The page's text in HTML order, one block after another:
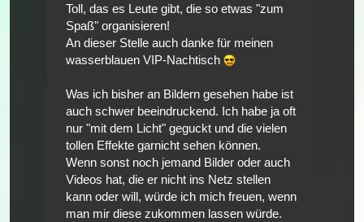
Toll, das es Leute gibt, die so etwas "zum
Spaß" organisieren!
An dieser Stelle auch danke für meinen
wasserblauen VIP-Nachtisch
Was ich bisher an Bildern gesehen habe ist
auch schwer beeindruckend. Ich habe ja oft
nur "mit dem Licht" geguckt und die vielen
tollen Effekte garnicht sehen können.
Wenn sonst noch jemand Bilder oder auch
Videos hat, die er nicht ins Netz stellen
kann oder will, würde ich mich freuen, wenn
man mir diese zukommen lassen würde.